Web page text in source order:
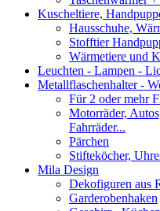
Kuscheltiere,
Hausschuhe,
Stofftier
Wärmetiere und
Leuchten - Lampen -
Metallflaschenhalter -
Für 2 oder mehr
Motorräder,
Fahrräder...
Pärchen
Stifteköcher,
Mila Design
Dekofiguren aus
Garderobenhaken